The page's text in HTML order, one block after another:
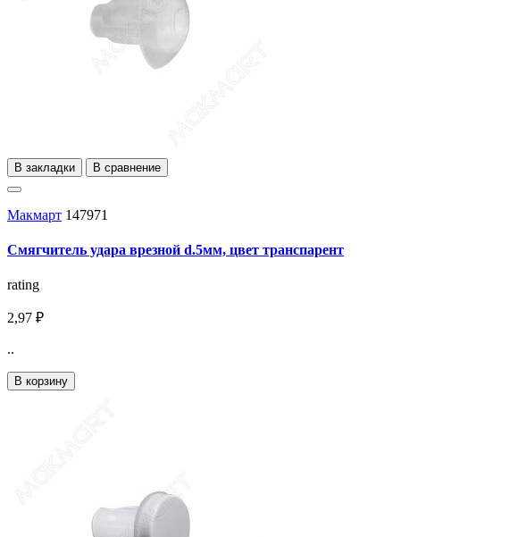
В закладки В сравнение
Макмарт 147971
Смягчитель удара врезной d.5мм, цвет транспарент
rating
2,97 ₽
..
В корзину